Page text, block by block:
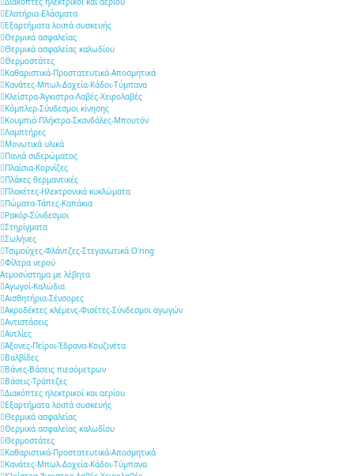
Ελατήρια-Ελάσματα
Εξαρτήματα λοιπά συσκευής
Θερμικά ασφαλείας
Θερμικά ασφαλείας καλωδίου
Θερμοστάτες
Καθαριστικά-Προστατευτικά-Αποσμητικά
Κανάτες-Μπωλ-Δοχεία-Κάδοι-Τύμπανα
Κλείστρα-Άγκιστρα-Λαβές-Χειρολαβές
Κόμπλερ-Σύνδεσμοι κίνησης
Κουμπιά-Πλήκτρα-Σκανδάλες-Μπουτόν
Λαμπτήρες
Μονωτικά υλικά
Πανιά σιδερώματος
Πλαίσια-Κορνίζες
Πλάκες θερμαντικές
Πλακέτες-Ηλεκτρονικά κυκλώματα
Πώματα-Τάπες-Καπάκια
Ρακόρ-Σύνδεσμοι
Στηρίγματα
Σωλήνες
Τσιμούχες-Φλάντζες-Στεγανωτικά O'ring
Φίλτρα νερού
Ατμοσύστημα με λέβητα
Αγωγοί-Καλώδια
Αισθητήρια-Σένσορες
Ακροδέκτες κλέμενς-Φισέτες-Σύνδεσμοι αγωγών
Αντιστάσεις
Αντλίες
Άξονες-Πείροι-Έδρανα-Κουζινέτα
Βαλβίδες
Βάνες-Βάσεις πιεσόμετρων
Βάσεις-Τράπεζες
Διακόπτες ηλεκτρικοί και αερίου
Εξαρτήματα λοιπά συσκευής
Θερμικά ασφαλείας
Θερμικά ασφαλείας καλωδίου
Θερμοστάτες
Καθαριστικά-Προστατευτικά-Αποσμητικά
Κανάτες-Μπωλ-Δοχεία-Κάδοι-Τύμπανα